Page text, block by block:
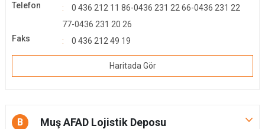
Telefon
0 436 212 11 86-0436 231 22 66-0436 231 22
77-0436 231 20 26
Faks
0 436 212 49 19
Haritada Gör
B Muş AFAD Lojistik Deposu